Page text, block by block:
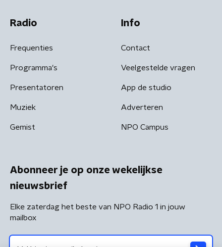
Radio
Frequenties
Programma's
Presentatoren
Muziek
Gemist
Info
Contact
Veelgestelde vragen
App de studio
Adverteren
NPO Campus
Abonneer je op onze wekelijkse
nieuwsbrief
Elke zaterdag het beste van NPO Radio 1 in jouw
mailbox